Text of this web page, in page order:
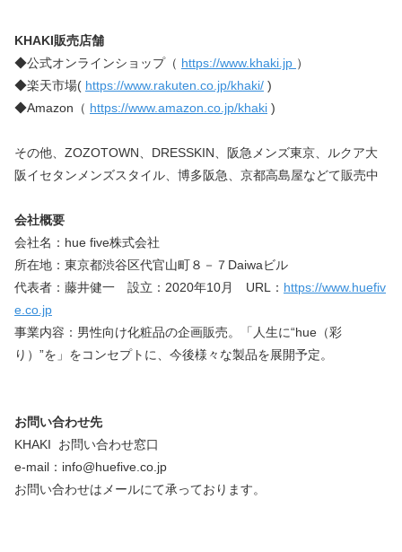
KHAKI販売店舗
◆公式オンラインショップ（ https://www.khaki.jp ）
◆楽天市場( https://www.rakuten.co.jp/khaki/ )
◆Amazon（ https://www.amazon.co.jp/khaki )
その他、ZOZOTOWN、DRESSKIN、阪急メンズ東京、ルクア大
阪イセタンメンズスタイル、博多阪急、京都高島屋などて販売中
会社概要
会社名：hue five株式会社
所在地：東京都渋谷区代官山町８－７Daiwaビル
代表者：藤井健一　設立：2020年10月　URL： https://www.huefiv
e.co.jp
事業内容：男性向け化粧品の企画販売。「人生に“hue（彩
り）”を」をコンセプトに、今後様々な製品を展開予定。
お問い合わせ先
KHAKI  お問い合わせ窓口
e-mail：info@huefive.co.jp
お問い合わせはメールにて承っております。